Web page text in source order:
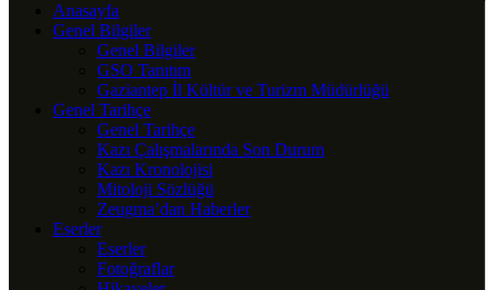
Anasayfa
Genel Bilgiler
Genel Bilgiler
GSO Tanıtım
Gaziantep İl Kültür ve Turizm Müdürlüğü
Genel Tarihçe
Genel Tarihçe
Kazı Çalışmalarında Son Durum
Kazı Kronolojisi
Mitoloji Sözlüğü
Zeugma’dan Haberler
Eserler
Eserler
Fotoğraflar